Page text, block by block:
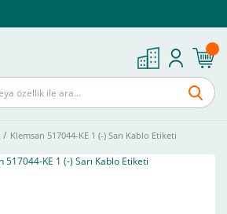
Klemsan 517044-KE 1 (-) Sarı Kablo Etiketi